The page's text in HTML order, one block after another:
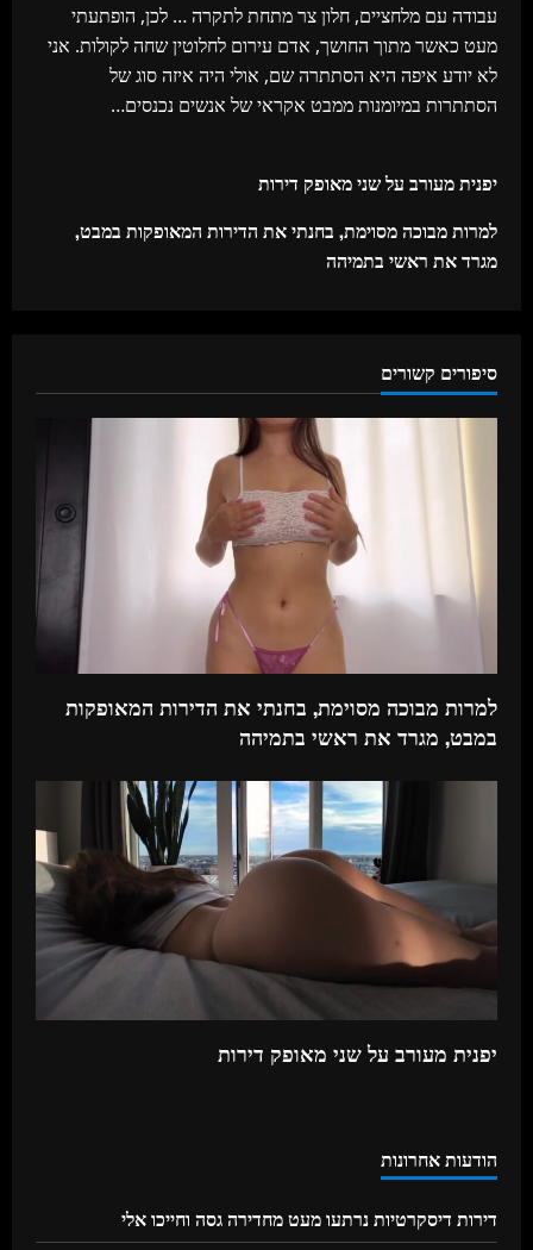
עבודה עם מלחציים, חלון צר מתחת לתקרה … לכן, הופתעתי
מעט כאשר מתוך החושך, אדם עירום לחלוטין שחה לקולות. אני
לא יודע איפה היא הסתתרה שם, אולי היה איזה סוג של
הסתתרות במיומנות ממבט אקראי של אנשים נכנסים…
C
o
n
i
n
e
a
d
i
g
יפנית מעורב על שני מאופק דירות
למרות מבוכה מסוימת, בחנתי את הדירות המאופקות במבט,
מגרד את ראשי בתמיהה
סיפורים קשורים
למרות מבוכה מסוימת, בחנתי את הדירות המאופקות
במבט, מגרד את ראשי בתמיהה
יפנית מעורב על שני מאופק דירות
הודעות אחרונות
דירות דיסקרטיות נרתעו מעט מחדירה גסה וחייכו אלי